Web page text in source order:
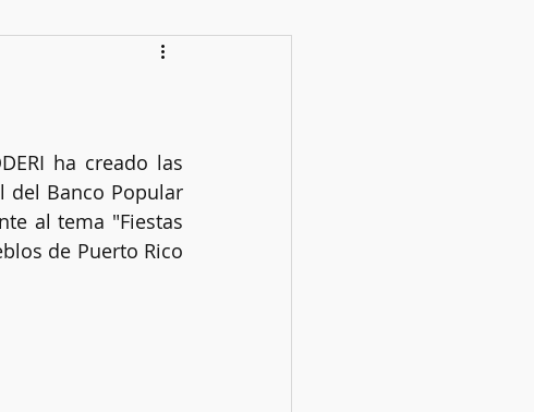
ha creado las
del Banco Popular
al tema "Fiestas
de Puerto Rico